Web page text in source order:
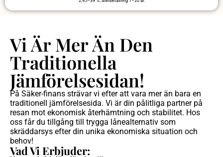
Vi Är Mer Än Den
Traditionella
Jämförelsesidan!
På Säker-finans strävar vi efter att vara mer än bara en
traditionell jämförelsesida. Vi är din pålitliga partner på
resan mot ekonomisk återhämtning och stabilitet. Hos
oss får du tillgång till trygga lånealternativ som
skräddarsys efter din unika ekonomiska situation och
behov!
Vad Vi Erbjuder: